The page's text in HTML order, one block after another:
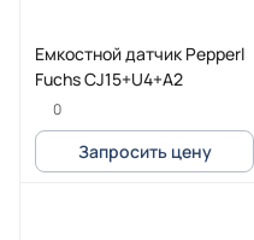
Емкостной датчик Pepperl
Fuchs CJ15+U4+A2
0
Запросить цену